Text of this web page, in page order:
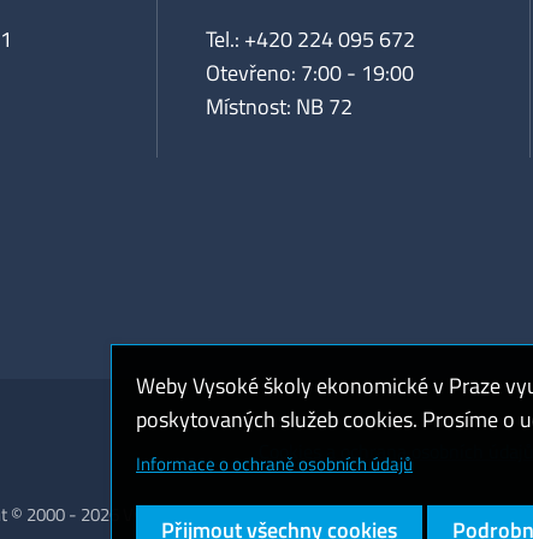
Tel.: +420 224 095 672
Otevřeno: 7:00 - 19:00
Místnost: NB 72
Cookies a ochrana osobních údajů
© 2000 - 2026 Vysoká škola ekonomická v Praze
Weby Vysoké školy ekonomické v Praze
poskytovaných služeb cookies. Prosíme o
Informace o ochraně osobních údajů
Přijmout všechny cookies